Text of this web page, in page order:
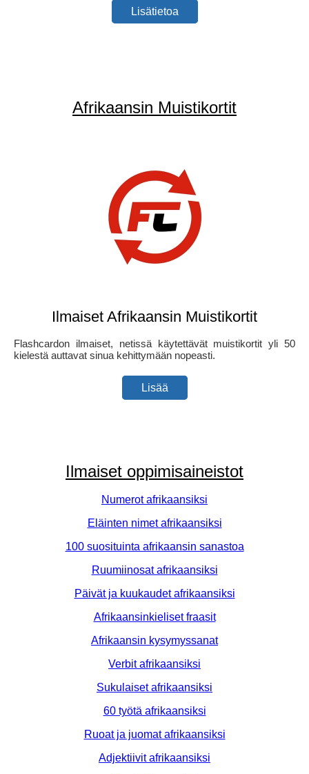
Lisätietoa
Afrikaansin Muistikortit
Ilmaiset Afrikaansin Muistikortit
Flashcardon ilmaiset, netissä käytettävät muistikortit yli 50
kielestä auttavat sinua kehittymään nopeasti.
Lisää
Ilmaiset oppimisaineistot
Numerot afrikaansiksi
Eläinten nimet afrikaansiksi
100 suosituinta afrikaansin sanastoa
Ruumiinosat afrikaansiksi
Päivät ja kuukaudet afrikaansiksi
Afrikaansinkieliset fraasit
Afrikaansin kysymyssanat
Verbit afrikaansiksi
Sukulaiset afrikaansiksi
60 työtä afrikaansiksi
Ruoat ja juomat afrikaansiksi
Adjektiivit afrikaansiksi